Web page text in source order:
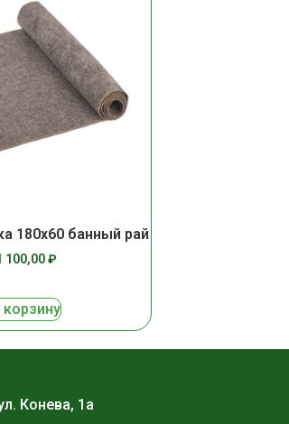
180х60 банный рай
100,00₽
корзину
Конева, 1а